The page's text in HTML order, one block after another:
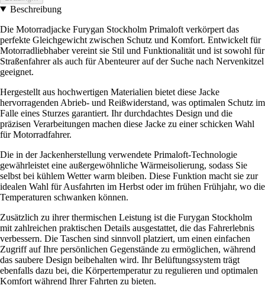
Beschreibung
Die Motorradjacke Furygan Stockholm Primaloft verkörpert das
perfekte Gleichgewicht zwischen Schutz und Komfort. Entwickelt für
Motorradliebhaber vereint sie Stil und Funktionalität und ist sowohl für
Straßenfahrer als auch für Abenteurer auf der Suche nach Nervenkitzel
geeignet.
Hergestellt aus hochwertigen Materialien bietet diese Jacke
hervorragenden Abrieb- und Reißwiderstand, was optimalen Schutz im
Falle eines Sturzes garantiert. Ihr durchdachtes Design und die
präzisen Verarbeitungen machen diese Jacke zu einer schicken Wahl
für Motorradfahrer.
Die in der Jackenherstellung verwendete Primaloft-Technologie
gewährleistet eine außergewöhnliche Wärmeisolierung, sodass Sie
selbst bei kühlem Wetter warm bleiben. Diese Funktion macht sie zur
idealen Wahl für Ausfahrten im Herbst oder im frühen Frühjahr, wo die
Temperaturen schwanken können.
Zusätzlich zu ihrer thermischen Leistung ist die Furygan Stockholm
mit zahlreichen praktischen Details ausgestattet, die das Fahrerlebnis
verbessern. Die Taschen sind sinnvoll platziert, um einen einfachen
Zugriff auf Ihre persönlichen Gegenstände zu ermöglichen, während
das saubere Design beibehalten wird. Ihr Belüftungssystem trägt
ebenfalls dazu bei, die Körpertemperatur zu regulieren und optimalen
Komfort während Ihrer Fahrten zu bieten.